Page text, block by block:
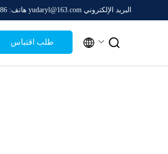
البريد الإلكتروني yudaryl@163.com هاتف: 86-021-59532925
طلب اقتباس  